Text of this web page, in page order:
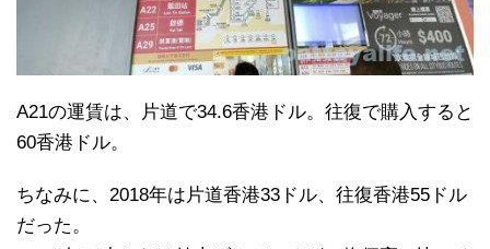
A21の運賃は、片道で34.6香港ドル。往復で購入すると
60香港ドル。
ちなみに、2018年は片道香港33ドル、往復香港55ドル
だった。